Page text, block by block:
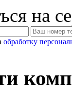
на
обработку